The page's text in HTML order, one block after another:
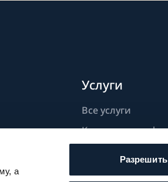
а
Услуги
Все услуги
Контактная